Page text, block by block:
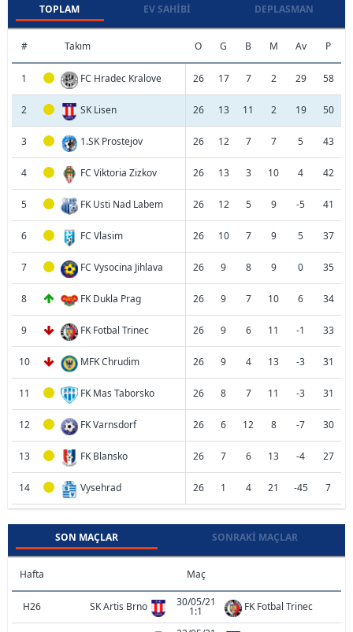
TOPLAM EV SAHIBI DEPLASMAN
# Takım O G B M Av P
1 FC Hradec Kralove 26 17 7 2 29 58
2 SK Lisen 26 13 11 2 19 50
3 1.SK Prostejov 26 12 7 7 5 43
4 FC Viktoria Zizkov 26 13 3 10 4 42
5 FK Usti Nad Labem 26 12 5 9 -5 41
6 FC Vlasim 26 10 7 9 5 37
7 FC Vysocina Jihlava 26 9 8 9 0 35
8 FK Dukla Prag 26 9 7 10 6 34
9 FK Fotbal Trinec 26 9 6 11 -1 33
10 MFK Chrudim 26 9 4 13 -3 31
11 FK Mas Taborsko 26 8 7 11 -3 31
12 FK Varnsdorf 26 6 12 8 -7 30
13 FK Blansko 26 7 6 13 -4 27
14 Vysehrad 26 1 4 21 -45 7
SON MAÇLAR SONRAKI MAÇLAR
Hafta Maç
H26 SK Artis Brno 30/05/21
1:1 FK Fotbal Trinec